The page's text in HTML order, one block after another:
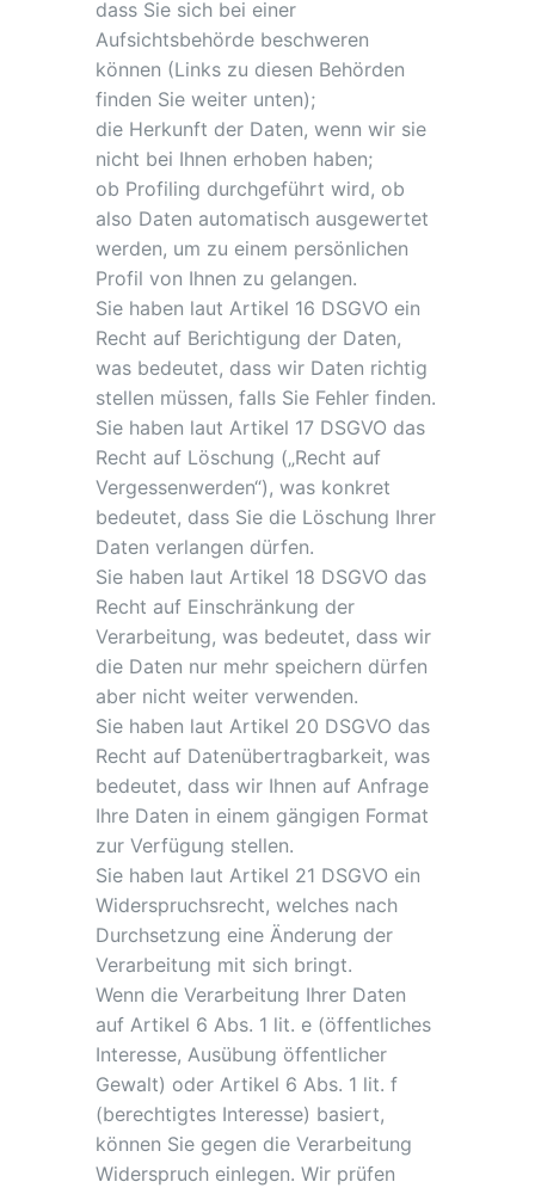
dass Sie sich bei einer
Aufsichtsbehörde beschweren
können (Links zu diesen Behörden
finden Sie weiter unten);
die Herkunft der Daten, wenn wir sie
nicht bei Ihnen erhoben haben;
ob Profiling durchgeführt wird, ob
also Daten automatisch ausgewertet
werden, um zu einem persönlichen
Profil von Ihnen zu gelangen.
Sie haben laut Artikel 16 DSGVO ein
Recht auf Berichtigung der Daten,
was bedeutet, dass wir Daten richtig
stellen müssen, falls Sie Fehler finden.
Sie haben laut Artikel 17 DSGVO das
Recht auf Löschung („Recht auf
Vergessenwerden“), was konkret
bedeutet, dass Sie die Löschung Ihrer
Daten verlangen dürfen.
Sie haben laut Artikel 18 DSGVO das
Recht auf Einschränkung der
Verarbeitung, was bedeutet, dass wir
die Daten nur mehr speichern dürfen
aber nicht weiter verwenden.
Sie haben laut Artikel 20 DSGVO das
Recht auf Datenübertragbarkeit, was
bedeutet, dass wir Ihnen auf Anfrage
Ihre Daten in einem gängigen Format
zur Verfügung stellen.
Sie haben laut Artikel 21 DSGVO ein
Widerspruchsrecht, welches nach
Durchsetzung eine Änderung der
Verarbeitung mit sich bringt.
Wenn die Verarbeitung Ihrer Daten
auf Artikel 6 Abs. 1 lit. e (öffentliches
Interesse, Ausübung öffentlicher
Gewalt) oder Artikel 6 Abs. 1 lit. f
(berechtigtes Interesse) basiert,
können Sie gegen die Verarbeitung
Widerspruch einlegen. Wir prüfen